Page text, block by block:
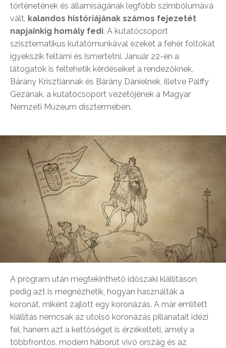
történetének és államiságának legfőbb szimbólumává
vált, kalandos históriájának számos fejezetét
napjainkig homály fedi. A kutatócsoport
szisztematikus kutatómunkával ezeket a fehér foltokat
igyekszik feltárni és ismertetni. Január 22-én a
látogatók is feltehetik kérdéseiket a rendezőknek,
Bárány Krisztiánnak és Bárány Dánielnek, illetve Pálffy
Gézának, a kutatócsoport vezetőjének a Magyar
Nemzeti Múzeum dísztermében.
A program után megtekinthető időszaki kiállításon
pedig azt is megnézhetik, hogyan használták a
koronát, miként zajlott egy koronázás. A már említett
kiállítás nemcsak az utolsó koronázás pillanatait idézi
fel, hanem azt a kettőséget is érzékelteti, amely a
többfrontos, modern háborút vívó ország és az